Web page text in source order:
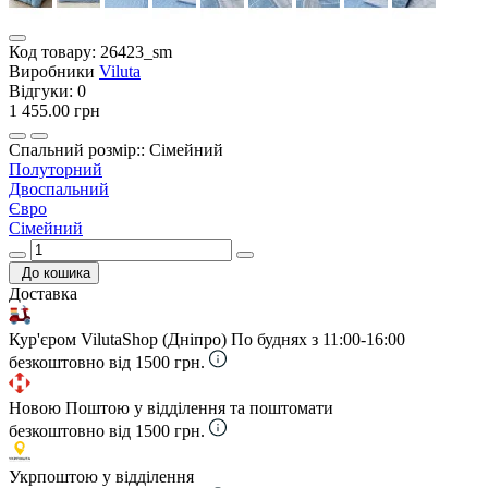
Код товару: 26423_sm
Виробники Viluta
Відгуки: 0
1 455.00 грн
Спальний розмір:: Сімейний
Полуторний
Двоспальний
Євро
Сімейний
До кошика
Доставка
Кур'єром VilutaShop (Дніпро) По буднях з 11:00-16:00
безкоштовно від 1500 грн.
Новою Поштою у відділення та поштомати
безкоштовно від 1500 грн.
Укрпоштою у відділення